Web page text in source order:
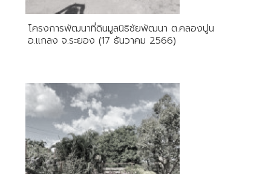
โครงการพัฒนาที่ดินมูลนิธิชัยพัฒนา ต.คลองปูน
อ.แกลง จ.ระยอง (17 ธันวาคม 2566)